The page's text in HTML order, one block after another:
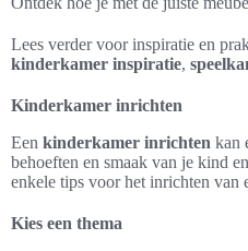
Lees verder voor inspiratie en
kinderkamer inspiratie,
Kinderkamer inrichten
Een kinderkamer inrichten kan
behoeften en smaak van je kind
enkele tips voor het inrichten van
Kies een thema